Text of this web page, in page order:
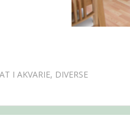
I AKVARIE, DIVERSE